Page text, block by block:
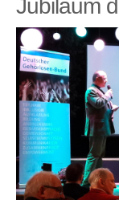
Material
Themen
Kontakt
Jubiläum